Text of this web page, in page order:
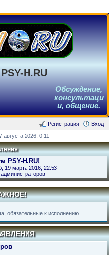
H.RU
Обсуждение,
консультаци
и, общение.
Вход
Регистрация
2026, 0:11
PSY-H.RU!
19 марта 2016, 22:53
обязательные к исполнению.